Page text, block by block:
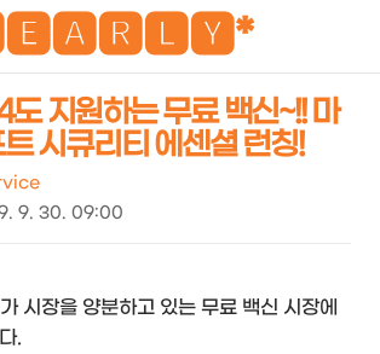
검
지원하는 무료 백신~!! 마
시큐리티 에센셜 런칭!
9. 30. 09:00
시장을 양분하고 있는 무료 백신 시장에
.